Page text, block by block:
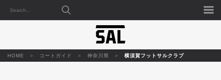
HOME コートガイド 神奈川県 横須賀フットサルクラブ